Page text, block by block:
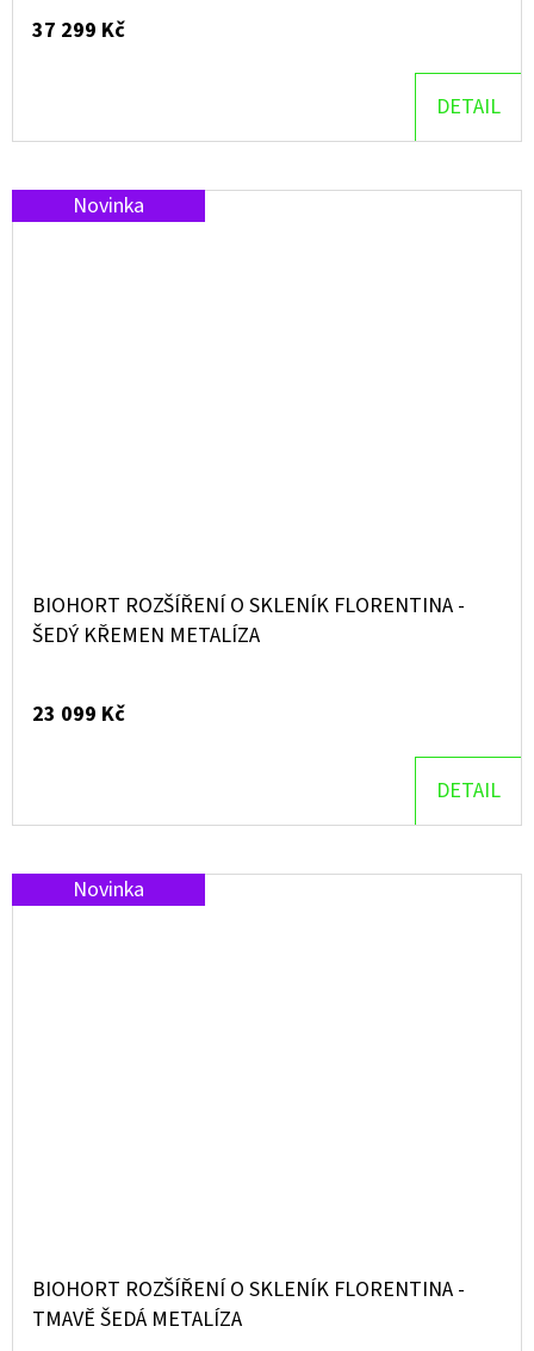
37 299 Kč
DETAIL
Novinka
BIOHORT ROZŠÍŘENÍ O SKLENÍK FLORENTINA -
ŠEDÝ KŘEMEN METALÍZA
23 099 Kč
DETAIL
Novinka
BIOHORT ROZŠÍŘENÍ O SKLENÍK FLORENTINA -
TMAVĚ ŠEDÁ METALÍZA